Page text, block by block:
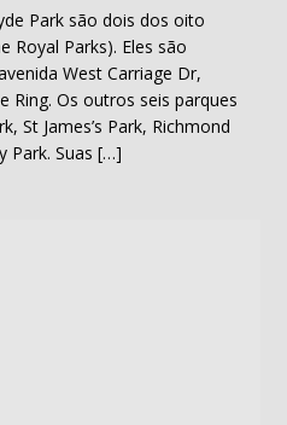
Park são dois dos oito
Royal Parks). Eles são
West Carriage Dr,
Ring. Os outros seis parques
St James’s Park, Richmond
Park. Suas […]